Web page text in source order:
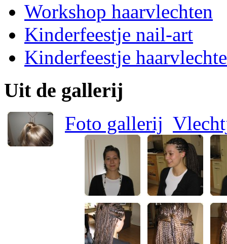
Workshop haarvlechten
Kinderfeestje nail-art
Kinderfeestje
Uit de gallerij
Foto gallerij